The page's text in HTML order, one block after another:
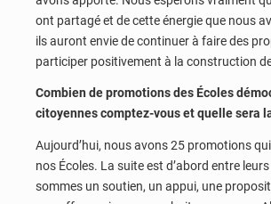
ont partagé et de cette énergie que nous
ils auront envie de continuer à faire des
participer positivement à la construction
Combien de promotions des Écoles
citoyennes comptez-vous et quelle sera
Aujourd’hui, nous avons 25 promotions
nos Écoles. La suite est d’abord entre
sommes un soutien, un appui, une